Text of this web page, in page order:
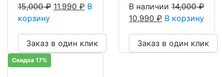
15,000₽ 11,990 ₽ В
корзину
Заказ в один клик
В наличии 14,000₽
10,990 ₽ В корзину
Заказ в один клик
Скидка 17%